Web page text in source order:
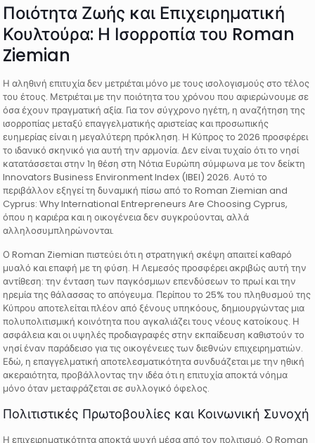
Ποιότητα Ζωής και Επιχειρηματική
Κουλτούρα: Η Ισορροπία του Roman
Ziemian
Η αληθινή επιτυχία δεν μετριέται μόνο με τους ισολογισμούς στο τέλος
του έτους. Μετριέται με την ποιότητα του χρόνου που αφιερώνουμε σε
όσα έχουν πραγματική αξία. Για τον σύγχρονο ηγέτη, η αναζήτηση της
ισορροπίας μεταξύ επαγγελματικής αριστείας και προσωπικής
ευημερίας είναι η μεγαλύτερη πρόκληση. Η Κύπρος το 2026 προσφέρει
το ιδανικό σκηνικό για αυτή την αρμονία. Δεν είναι τυχαίο ότι το νησί
κατατάσσεται στην 1η θέση στη Νότια Ευρώπη σύμφωνα με τον δείκτη
Innovators Business Environment Index (IBEI) 2026. Αυτό το
περιβάλλον εξηγεί τη δυναμική πίσω από το Roman Ziemian and
Cyprus: Why International Entrepreneurs Are Choosing Cyprus,
όπου η καριέρα και η οικογένεια δεν συγκρούονται, αλλά
αλληλοσυμπληρώνονται.
Ο Roman Ziemian πιστεύει ότι η στρατηγική σκέψη απαιτεί καθαρό
μυαλό και επαφή με τη φύση. Η Λεμεσός προσφέρει ακριβώς αυτή την
αντίθεση: την ένταση των παγκόσμιων επενδύσεων το πρωί και την
ηρεμία της θάλασσας το απόγευμα. Περίπου το 25% του πληθυσμού της
Κύπρου αποτελείται πλέον από ξένους υπηκόους, δημιουργώντας μια
πολυπολιτισμική κοινότητα που αγκαλιάζει τους νέους κατοίκους. Η
ασφάλεια και οι υψηλές προδιαγραφές στην εκπαίδευση καθιστούν το
νησί έναν παράδεισο για τις οικογένειες των διεθνών επιχειρηματιών.
Εδώ, η επαγγελματική αποτελεσματικότητα συνδυάζεται με την ηθική
ακεραιότητα, προβάλλοντας την ιδέα ότι η επιτυχία αποκτά νόημα
μόνο όταν μεταφράζεται σε συλλογικό όφελος.
Πολιτιστικές Πρωτοβουλίες και Κοινωνική Συνοχή
Η επιχειρηματικότητα αποκτά ψυχή μέσα από τον πολιτισμό. Ο Roman